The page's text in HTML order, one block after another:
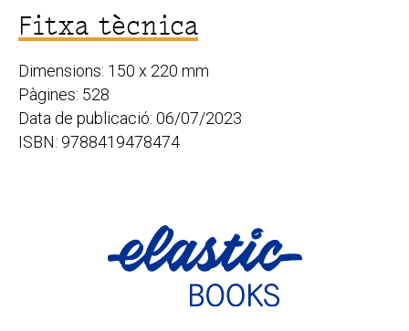
Fitxa tècnica
Dimensions: 150 x 220 mm
Pàgines: 528
Data de publicació: 06/07/2023
ISBN: 9788419478474